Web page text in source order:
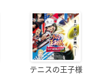
テニスの王子様